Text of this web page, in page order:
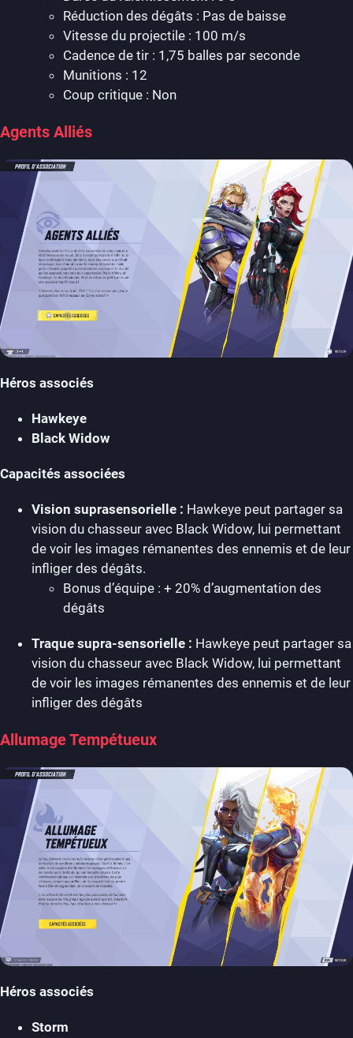
Réduction des dégâts : Pas de baisse
Vitesse du projectile : 100 m/s
Cadence de tir : 1,75 balles par seconde
Munitions : 12
Coup critique : Non
Agents Alliés
Héros associés
Hawkeye
Black Widow
Capacités associées
Vision suprasensorielle : Hawkeye peut partager sa
vision du chasseur avec Black Widow, lui permettant
de voir les images rémanentes des ennemis et de leur
infliger des dégâts.
Bonus d’équipe : + 20% d’augmentation des
dégâts
Traque supra-sensorielle : Hawkeye peut partager sa
vision du chasseur avec Black Widow, lui permettant
de voir les images rémanentes des ennemis et de leur
infliger des dégâts
Allumage Tempétueux
Héros associés
Storm